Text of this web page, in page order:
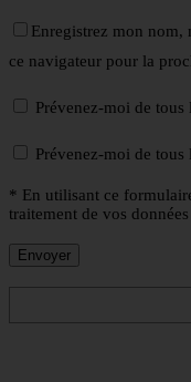
Enregistrez mon nom,
ce navigateur pour la
Prévenez-moi de
Prévenez-moi de
* En utilisant ce
traitement de vos